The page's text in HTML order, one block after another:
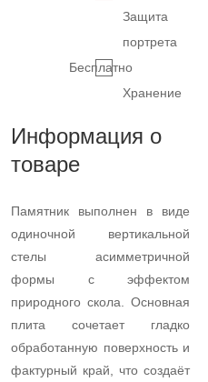
Защита
портрета
Бесплатно
Хранение
Информация о
товаре
Памятник выполнен в виде
одиночной вертикальной
стелы асимметричной
формы с эффектом
природного скола. Основная
плита сочетает гладко
обработанную поверхность и
фактурный край, что создаёт